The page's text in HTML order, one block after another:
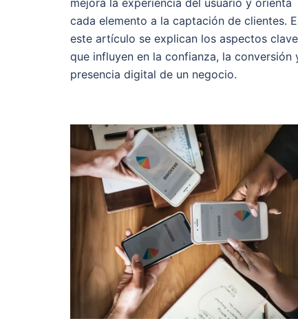
cada elemento a la captación de clientes.
este artículo se explican los aspectos clave
que influyen en la confianza, la conversión
presencia digital de un negocio.